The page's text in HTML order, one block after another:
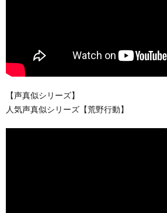
【声真似シリーズ】
人気声真似シリーズ【荒野行動】